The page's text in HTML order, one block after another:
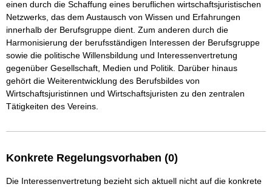
einen durch die Schaffung eines beruflichen wirtschaftsjuristischen
Netzwerks, das dem Austausch von Wissen und Erfahrungen
innerhalb der Berufsgruppe dient. Zum anderen durch die
Harmonisierung der berufsständigen Interessen der Berufsgruppe
sowie die politische Willensbildung und Interessenvertretung
gegenüber Gesellschaft, Medien und Politik. Darüber hinaus
gehört die Weiterentwicklung des Berufsbildes von
Wirtschaftsjuristinnen und Wirtschaftsjuristen zu den zentralen
Tätigkeiten des Vereins.
Konkrete Regelungsvorhaben (0)
Die Interessenvertretung bezieht sich aktuell nicht auf die konkrete